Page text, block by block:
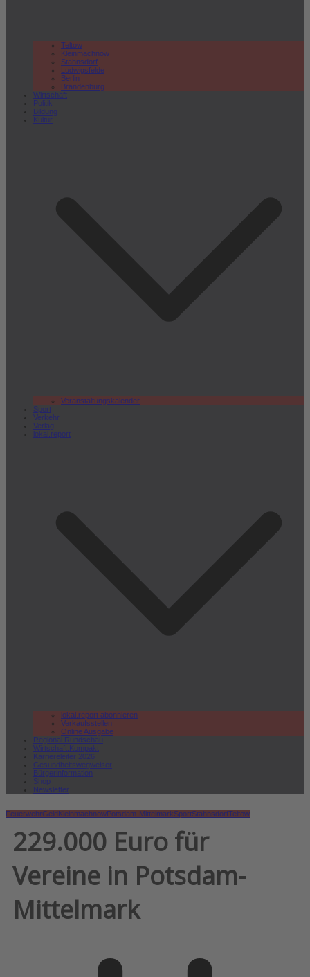
Teltow
Kleinmachnow
Stahnsdorf
Ludwigsfelde
Berlin
Brandenburg
Wirtschaft
Politik
Bildung
Kultur
Veranstaltungskalender
Sport
Verkehr
Verlag
lokal.report
lokal.report abonnieren
Verkaufsstellen
Online Ausgabe
Regional Rundschau
Wirtschaft.Kompakt
Karriereleiter 2026
Gesundheitswegweiser
Bürgerinformation
Shop
Newsletter
FeuerwehrGeldKleinmachnowPotsdam-MittelmarkSportStahnsdorfTeltow
229.000 Euro für
Vereine in Potsdam-
Mittelmark